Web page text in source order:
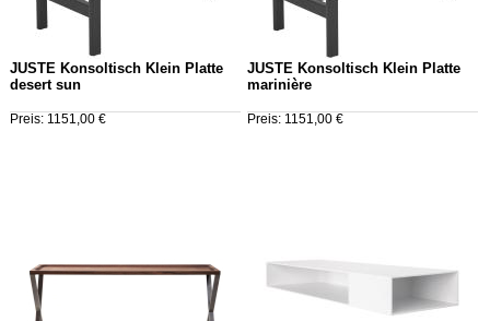
JUSTE Konsoltisch Klein Platte
desert sun
Preis: 1151,00 €
JUSTE Konsoltisch Klein Platte
marinière
Preis: 1151,00 €